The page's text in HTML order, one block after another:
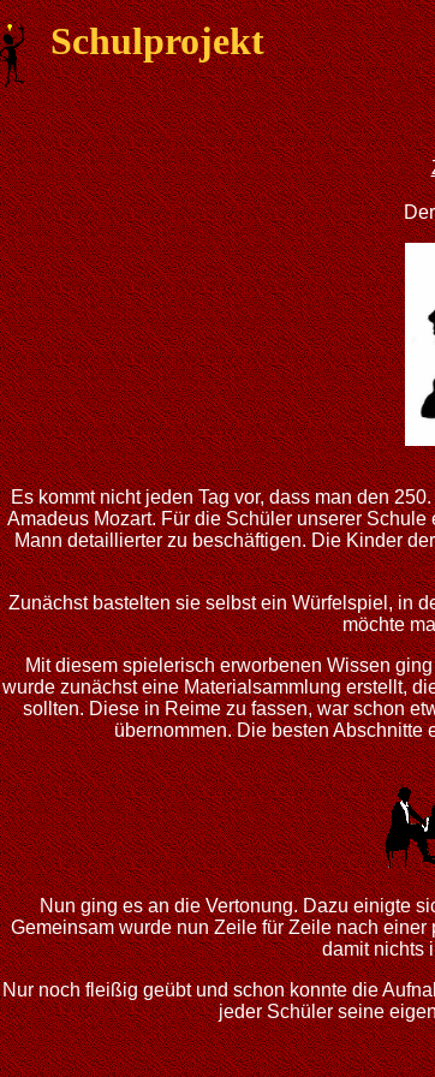
Schulprojekt
Es kommt nicht jeden Tag vor, dass man den
Amadeus Mozart. Für die Schüler unserer
Mann detaillierter zu beschäftigen. Die Kinder
Zunächst bastelten sie selbst ein Würfelspiel, in
möchte
Mit diesem spielerisch erworbenen Wissen
wurde zunächst eine Materialsammlung erstellt,
sollten. Diese in Reime zu fassen, war schon
übernommen. Die besten Abschnitte
Nun ging es an die Vertonung. Dazu einigte
Gemeinsam wurde nun Zeile für Zeile nach
damit nichts
Nur noch fleißig geübt und schon konnte die
jeder Schüler seine